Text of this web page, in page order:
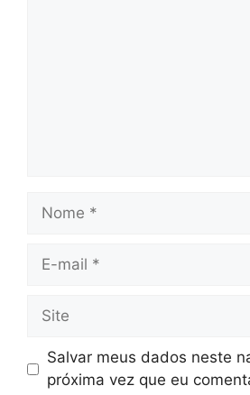
Nome
Site
Salvar meus dados neste
próxima vez que eu